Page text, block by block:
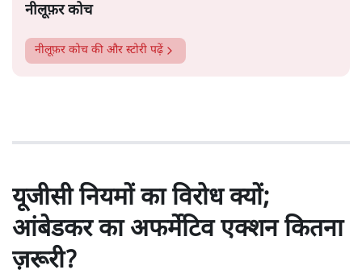
नीलूफ़र कोच
नीलूफ़र कोच की और स्टोरी पढ़ें
यूजीसी नियमों का विरोध क्यों;
आंबेडकर का अफर्मेटिव एक्शन कितना
ज़रूरी?